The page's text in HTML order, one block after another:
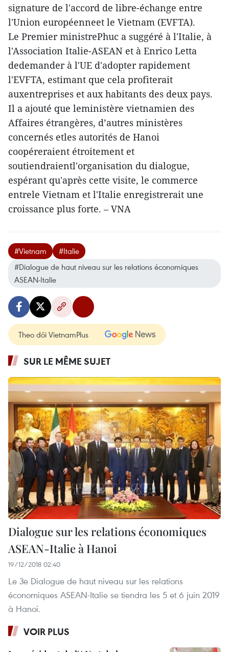
signature de l'accord de libre-échange entre
l'Union européenneet le Vietnam (EVFTA).
Le Premier ministrePhuc a suggéré à l'Italie, à
l'Association Italie-ASEAN et à Enrico Letta
dedemander à l'UE d'adopter rapidement
l'EVFTA, estimant que cela profiterait
auxentreprises et aux habitants des deux pays.
Il a ajouté que leministère vietnamien des
Affaires étrangères, d’autres ministères
concernés etles autorités de Hanoi
coopéreraient étroitement et
soutiendraientl'organisation du dialogue,
espérant qu'après cette visite, le commerce
entrele Vietnam et l'Italie enregistrerait une
croissance plus forte. – VNA
#Vietnam
#Italie
#Dialogue de haut niveau sur les relations économiques
ASEAN-Italie
Theo dõi VietnamPlus
SUR LE MÊME SUJET
Dialogue sur les relations économiques
ASEAN-Italie à Hanoi
19/12/2018 02:40
Le 3e Dialogue de haut niveau sur les relations
économiques ASEAN-Italie se tiendra les 5 et 6 juin 2019
à Hanoi.
VOIR PLUS